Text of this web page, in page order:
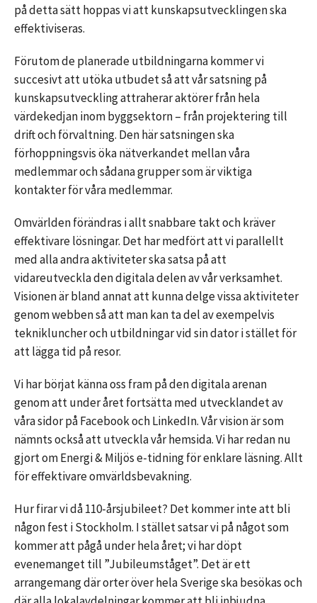
på detta sätt hoppas vi att kunskapsutvecklingen ska
effektiviseras.
Förutom de planerade utbildningarna kommer vi
succesivt att utöka utbudet så att vår satsning på
kunskapsutveckling attraherar aktörer från hela
värdekedjan inom byggsektorn – från projektering till
drift och förvaltning. Den här satsningen ska
förhoppningsvis öka nätverkandet mellan våra
medlemmar och sådana grupper som är viktiga
kontakter för våra medlemmar.
Omvärlden förändras i allt snabbare takt och kräver
effektivare lösningar. Det har medfört att vi parallellt
med alla andra aktiviteter ska satsa på att
vidareutveckla den digitala delen av vår verksamhet.
Visionen är bland annat att kunna delge vissa aktiviteter
genom webben så att man kan ta del av exempelvis
teknikluncher och utbildningar vid sin dator i stället för
att lägga tid på resor.
Vi har börjat känna oss fram på den digitala arenan
genom att under året fortsätta med utvecklandet av
våra sidor på Facebook och LinkedIn. Vår vision är som
nämnts också att utveckla vår hemsida. Vi har redan nu
gjort om Energi & Miljös e-tidning för enklare läsning. Allt
för effektivare omvärldsbevakning.
Hur firar vi då 110-årsjubileet? Det kommer inte att bli
någon fest i Stockholm. I stället satsar vi på något som
kommer att pågå under hela året; vi har döpt
evenemanget till ”Jubileumståget”. Det är ett
arrangemang där orter över hela Sverige ska besökas och